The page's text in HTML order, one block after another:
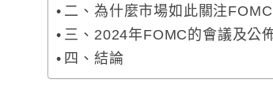
二、為什麼市場如此關注FOMC
三、2024年FOMC的會議及公
四、結論